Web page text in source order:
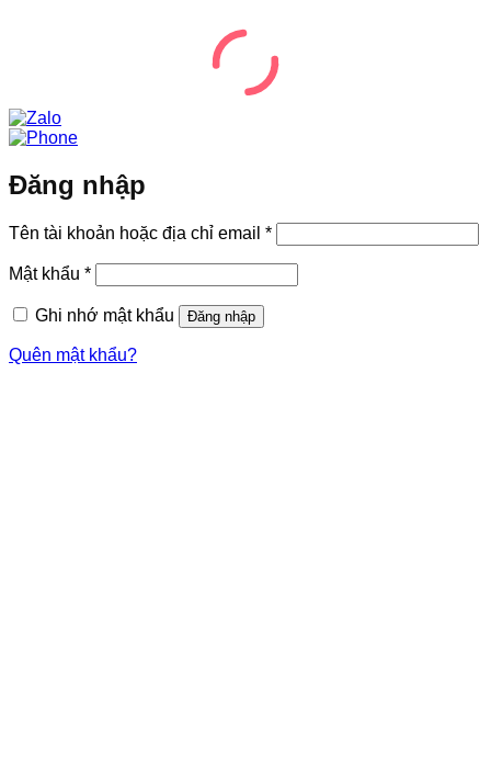
Đăng nhập
Tên tài khoản hoặc địa chỉ email *Bắt
buộc
Mật khẩu *Bắt
buộc
Ghi nhớ mật khẩu
Đăng nhập
Quên mật khẩu?